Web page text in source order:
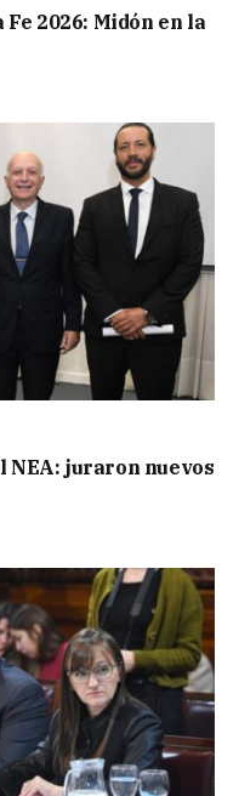
2026: Midón en la
juraron nuevos